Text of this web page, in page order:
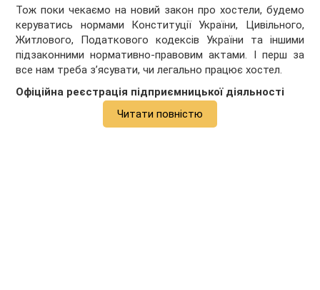
Тож поки чекаємо на новий закон про хостели, будемо
керуватись нормами Конституції України, Цивільного,
Житлового, Податкового кодексів України та іншими
підзаконними нормативно-правовим актами. І перш за
все нам треба з’ясувати, чи легально працює хостел.
Офіційна реєстрація підприємницької діяльності
Читати повністю